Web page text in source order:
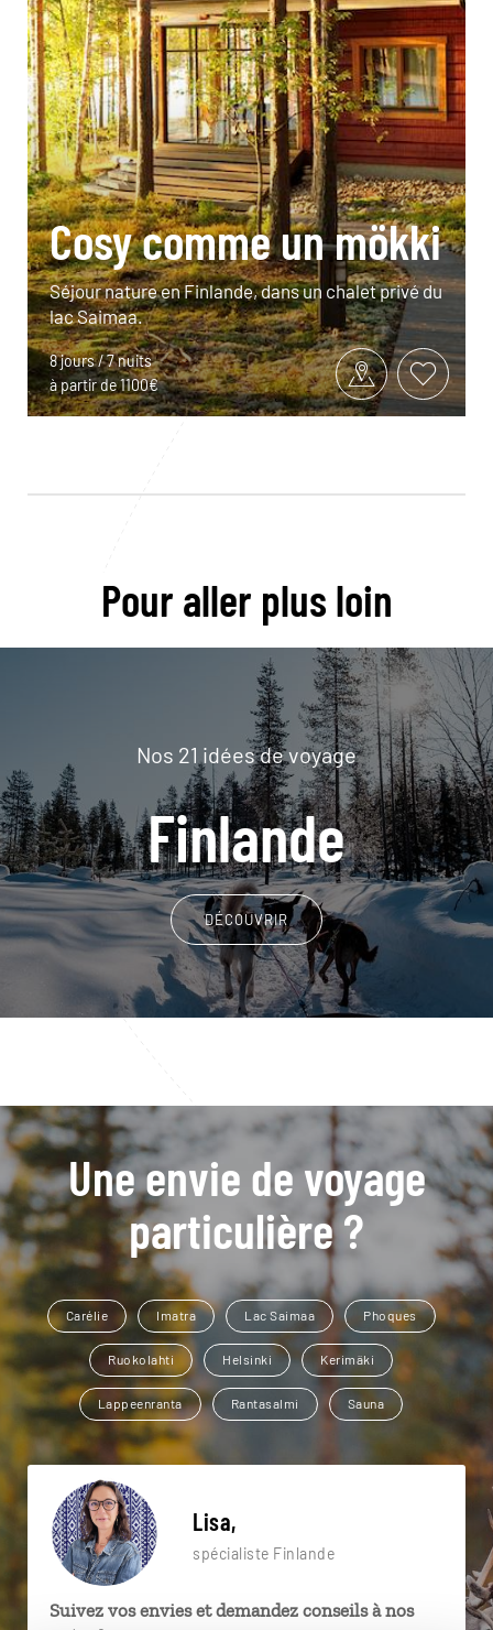
Cosy comme un mökki
Séjour nature en Finlande, dans un chalet privé du
lac Saimaa.
8 jours / 7 nuits
à partir de 1100€
Pour aller plus loin
Nos 21 idées de voyage
Finlande
DÉCOUVRIR
Une envie de voyage
particulière ?
Carélie Imatra Lac Saimaa Phoques
Ruokolahti Helsinki Kerimäki
Lappeenranta Rantasalmi Sauna
Lisa,
spécialiste Finlande
Suivez vos envies et demandez conseils à nos